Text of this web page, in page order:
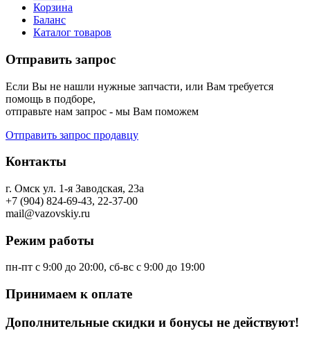
Корзина
Баланс
Каталог товаров
Отправить запрос
Если Вы не нашли нужные запчасти, или Вам требуется
помощь в подборе,
отправьте нам запрос - мы Вам поможем
Отправить запрос продавцу
Контакты
г. Омск ул. 1-я Заводская, 23а
+7 (904) 824-69-43, 22-37-00
mail@vazovskiy.ru
Режим работы
пн-пт с 9:00 до 20:00, сб-вс с 9:00 до 19:00
Принимаем к оплате
Дополнительные скидки и бонусы не действуют!